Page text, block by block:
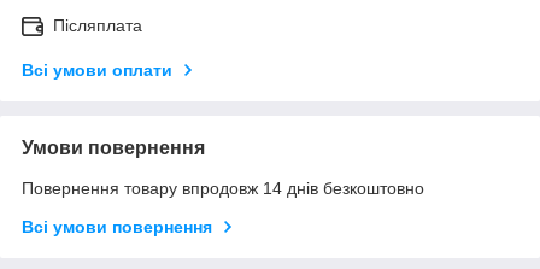
Післяплата
Всі умови оплати
Умови повернення
Повернення товару впродовж 14 днів безкоштовно
Всі умови повернення